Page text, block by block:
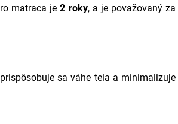
matraca je2 roky, a je považovaný za
sa váhe tela a minimalizuje